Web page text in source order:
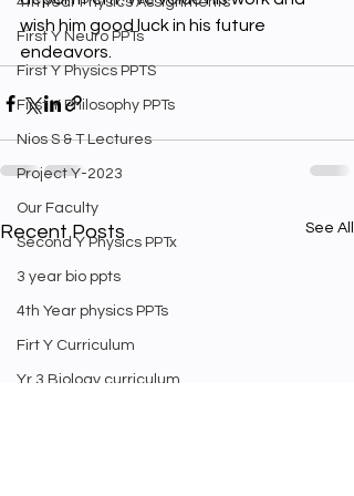
First Y Neuro PPTs
First Y Physics PPTS
First Y Philosophy PPTs
Nios S & T Lectures
Project Y-2023
Our Faculty
Second Y Physics PPTx
3 year bio ppts
4th Year physics PPTs
Firt Y Curriculum
Yr 3 Biology curriculum
wish him good luck in his future
endeavors.
Recent Posts See All